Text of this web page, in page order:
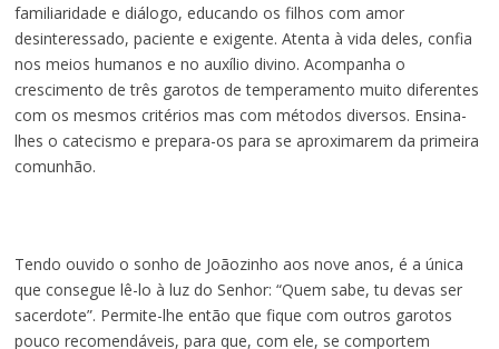
familiaridade e diálogo, educando os filhos com amor
desinteressado, paciente e exigente. Atenta à vida deles, confia
nos meios humanos e no auxílio divino. Acompanha o
crescimento de três garotos de temperamento muito diferentes
com os mesmos critérios mas com métodos diversos. Ensina-
lhes o catecismo e prepara-os para se aproximarem da primeira
comunhão.
Tendo ouvido o sonho de Joãozinho aos nove anos, é a única
que consegue lê-lo à luz do Senhor: “Quem sabe, tu devas ser
sacerdote”. Permite-lhe então que fique com outros garotos
pouco recomendáveis, para que, com ele, se comportem